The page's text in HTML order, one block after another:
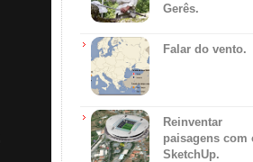
Gerês.
Falar do vento.
Reinventar
paisagens com
SketchUp.